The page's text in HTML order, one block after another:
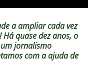
a ampliar cada vez
Há quase dez anos, o
jornalismo
com a ajuda de